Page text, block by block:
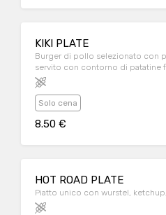
KIKI PLATE
Burger di pollo selezionato con
servito con contorno di patatine
Solo cena
8.50 €
HOT ROAD PLATE
Piatto unico con wurstel,